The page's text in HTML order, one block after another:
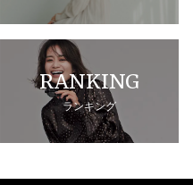
RANKING
ランキング